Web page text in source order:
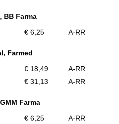
BB Farma
€ 6,25 A-RR
Farmed
€ 18,49
A-RR
€ 31,13 A-RR
Farma
€ 6,25
A-RR